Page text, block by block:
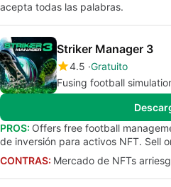
acepta todas las palabras.
Striker Manager 3
4.5 Gratuito
Fusing football
PROS: Offers free football
de inversión para activos NFT. Sell
CONTRAS: Mercado de NFTs